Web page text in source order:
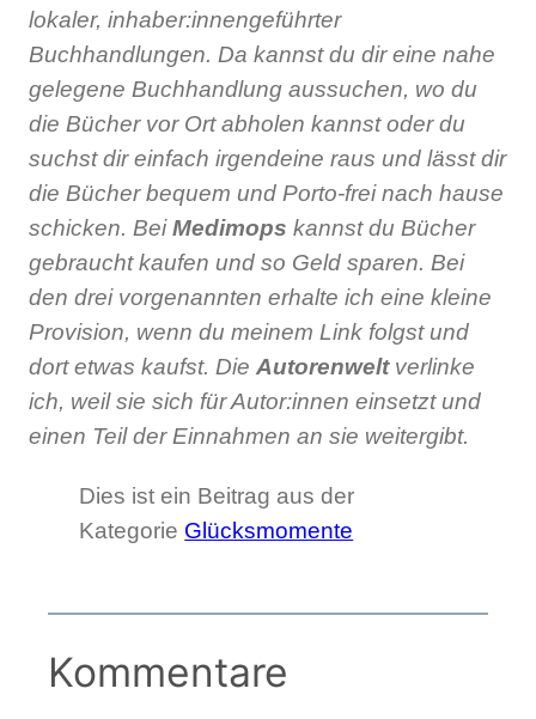
lokaler, inhaber:innengeführter
Buchhandlungen. Da kannst du dir eine nahe
gelegene Buchhandlung aussuchen, wo du
die Bücher vor Ort abholen kannst oder du
suchst dir einfach irgendeine raus und lässt dir
die Bücher bequem und Porto-frei nach hause
schicken. BeiMedimops kannst du Bücher
gebraucht kaufen und so Geld sparen. Bei
den drei vorgenannten erhalte ich eine kleine
Provision, wenn du meinem Link folgst und
dort etwas kaufst. Die Autorenweltverlinke
ich, weil sie sich für Autor:innen einsetzt und
einen Teil der Einnahmen an sie weitergibt.
Dies ist ein Beitrag aus der
Kategorie Glücksmomente
Kommentare